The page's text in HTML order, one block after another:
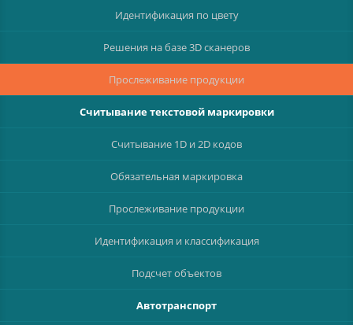
Идентификация по цвету
Решения на базе 3D сканеров
Прослеживание продукции
Считывание текстовой маркировки
Считывание 1D и 2D кодов
Обязательная маркировка
Прослеживание продукции
Идентификация и классификация
Подсчет объектов
Автотранспорт